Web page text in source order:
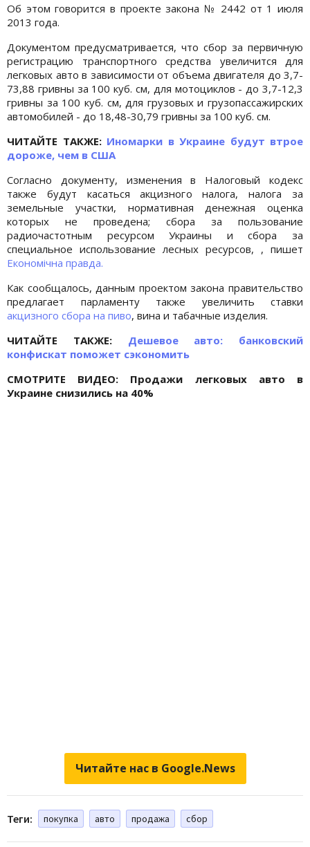
Об этом говорится в проекте закона № 2442 от 1 июля
2013 года.
Документом предусматривается, что сбор за первичную
регистрацию транспортного средства увеличится для
легковых авто в зависимости от объема двигателя до 3,7-
73,88 гривны за 100 куб. см, для мотоциклов - до 3,7-12,3
гривны за 100 куб. см, для грузовых и грузопассажирских
автомобилей - до 18,48-30,79 гривны за 100 куб. см.
ЧИТАЙТЕ ТАКЖЕ: Иномарки в Украине будут втрое
дороже, чем в США
Согласно документу, изменения в Налоговый кодекс
также будут касаться акцизного налога, налога за
земельные участки, нормативная денежная оценка
которых не проведена; сбора за пользование
радиочастотным ресурсом Украины и сбора за
специальное использование лесных ресурсов, , пишет
Економічна правда.
Как сообщалось, данным проектом закона правительство
предлагает парламенту также увеличить ставки
акцизного сбора на пиво, вина и табачные изделия.
ЧИТАЙТЕ ТАКЖЕ: Дешевое авто: банковский
конфискат поможет сэкономить
СМОТРИТЕ ВИДЕО: Продажи легковых авто в
Украине снизились на 40%
Читайте нас в Google.News
Теги: покупка авто продажа сбор